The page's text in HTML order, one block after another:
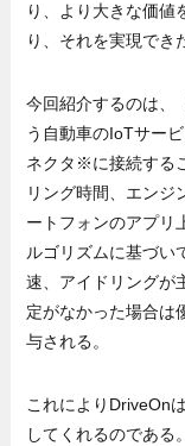
り、より大きな価値
り、それを実現でき
今回紹介するのは、
う自動車のIoTサー
ネクタ※に接続する
リング時間、エンジ
ートフォンのアプリ
ルゴリズムに基づい
速、アイドリングが
定がなかった場合は
与される。
これによりDriveOn
してくれるのである